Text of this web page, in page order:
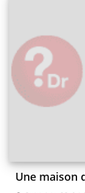
Une maison